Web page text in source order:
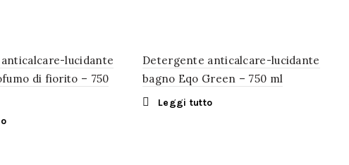
lucidante
di fiorito – 750
Detergente anticalcare-lucidante
bagno Eqo Green – 750 ml
Leggi tutto